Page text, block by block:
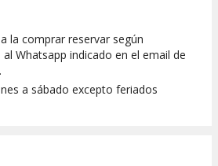
la comprar reservar según
al Whatsapp indicado en el email de
a sábado excepto feriados